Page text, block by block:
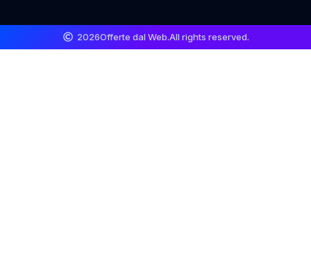
2026Offerte dal Web.All rights reserved.